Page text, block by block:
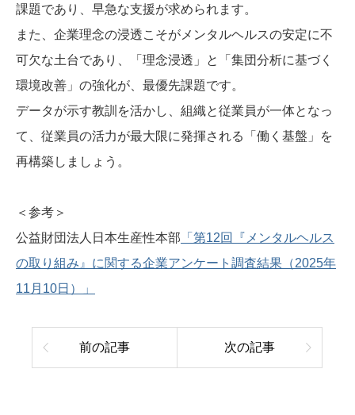
課題であり、早急な支援が求められます。
また、企業理念の浸透こそがメンタルヘルスの安定に不
可欠な土台であり、「理念浸透」と「集団分析に基づく
環境改善」の強化が、最優先課題です。
データが示す教訓を活かし、組織と従業員が一体となっ
て、従業員の活力が最大限に発揮される「働く基盤」を
再構築しましょう。
＜参考＞
公益財団法人日本生産性本部 「第12回『メンタルヘルス
の取り組み』に関する企業アンケート調査結果（2025年
11月10日）」
前の記事 次の記事